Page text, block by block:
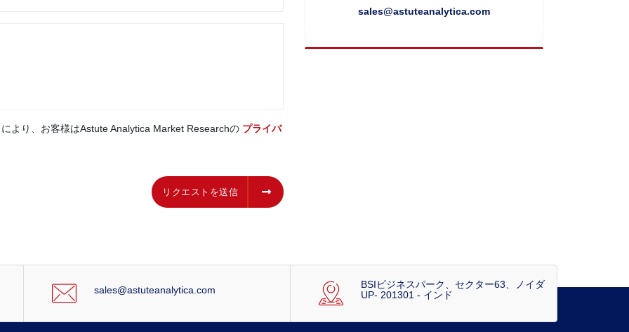
より、お客様はAstute Analytica Market Researchの プライバ
リクエストを送信
sales@astuteanalytica.com
sales@astuteanalytica.com
BSIビジネスパーク、セクター63、ノイダ
UP- 201301 - インド